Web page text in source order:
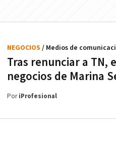
Tras renunciar a TN,
negocios de Marina
NEGOCIOS / Medios de
PoriProfesional